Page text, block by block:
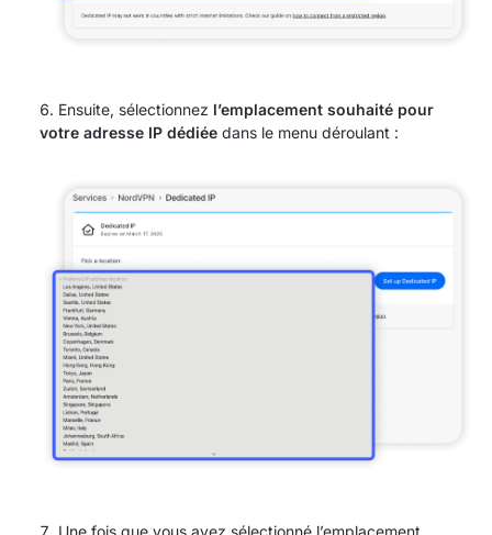
Ensuite, sélectionnez l’emplacement souhaité pour
votre adresse IP dédiée dans le menu déroulant :